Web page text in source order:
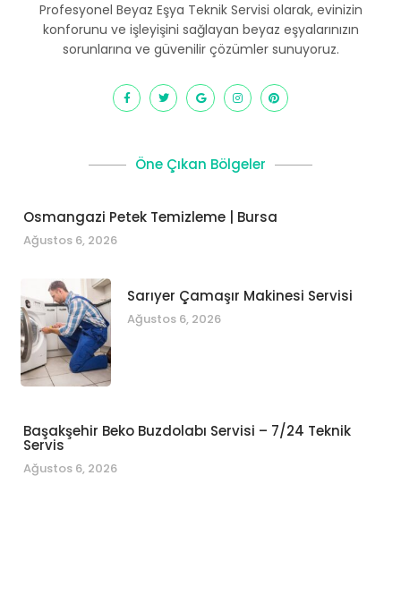
Profesyonel Beyaz Eşya Teknik Servisi olarak, evinizin
konforunu ve işleyişini sağlayan beyaz eşyalarınızın
sorunlarına ve güvenilir çözümler sunuyoruz.
Öne Çıkan Bölgeler
Osmangazi Petek Temizleme | Bursa
Ağustos 6, 2026
Sarıyer Çamaşır Makinesi Servisi
Ağustos 6, 2026
Başakşehir Beko Buzdolabı Servisi – 7/24 Teknik
Servis
Ağustos 6, 2026